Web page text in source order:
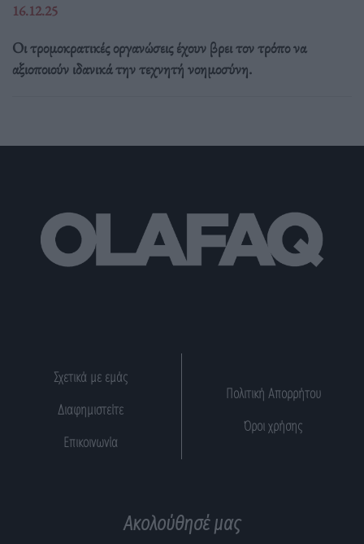
16.12.25
Οι τρομοκρατικές οργανώσεις έχουν βρει τον τρόπο να
αξιοποιούν ιδανικά την τεχνητή νοημοσύνη.
Σχετικά με εμάς
Διαφημιστείτε
Επικοινωνία
Πολιτική Απορρήτου
Όροι χρήσης
Ακολούθησέ μας